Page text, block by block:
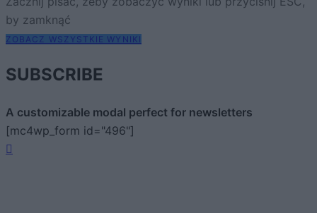
by zamknąć
ZOBACZ WSZYSTKIE WYNIKI
SUBSCRIBE
A customizable modal perfect for newsletters
[mc4wp_form id="496"]